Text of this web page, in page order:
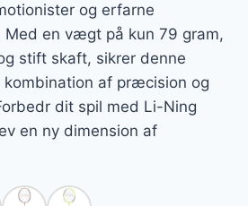
og erfarne
Med en vægt på kun 79 gram,
stift skaft, sikrer denne
af præcision og
dit spil med Li-Ning
en ny dimension af